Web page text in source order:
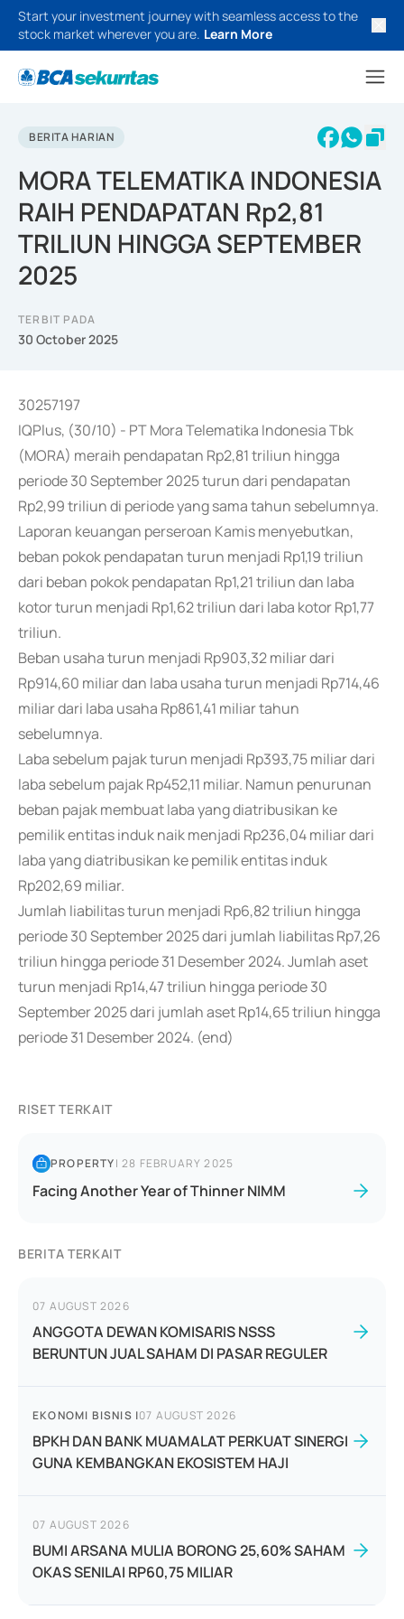
Start your investment journey with seamless access to the
stock market wherever you are. Learn More
BERITA HARIAN
MORA TELEMATIKA INDONESIA
RAIH PENDAPATAN Rp2,81
TRILIUN HINGGA SEPTEMBER
2025
TERBIT PADA
30 October 2025
30257197
IQPlus, (30/10) - PT Mora Telematika Indonesia Tbk
(MORA) meraih pendapatan Rp2,81 triliun hingga
periode 30 September 2025 turun dari pendapatan
Rp2,99 triliun di periode yang sama tahun sebelumnya.
Laporan keuangan perseroan Kamis menyebutkan,
beban pokok pendapatan turun menjadi Rp1,19 triliun
dari beban pokok pendapatan Rp1,21 triliun dan laba
kotor turun menjadi Rp1,62 triliun dari laba kotor Rp1,77
triliun.
Beban usaha turun menjadi Rp903,32 miliar dari
Rp914,60 miliar dan laba usaha turun menjadi Rp714,46
miliar dari laba usaha Rp861,41 miliar tahun
sebelumnya.
Laba sebelum pajak turun menjadi Rp393,75 miliar dari
laba sebelum pajak Rp452,11 miliar. Namun penurunan
beban pajak membuat laba yang diatribusikan ke
pemilik entitas induk naik menjadi Rp236,04 miliar dari
laba yang diatribusikan ke pemilik entitas induk
Rp202,69 miliar.
Jumlah liabilitas turun menjadi Rp6,82 triliun hingga
periode 30 September 2025 dari jumlah liabilitas Rp7,26
triliun hingga periode 31 Desember 2024. Jumlah aset
turun menjadi Rp14,47 triliun hingga periode 30
September 2025 dari jumlah aset Rp14,65 triliun hingga
periode 31 Desember 2024. (end)
RISET TERKAIT
PROPERTY|28 FEBRUARY 2025
Facing Another Year of Thinner NIMM
BERITA TERKAIT
07 AUGUST 2026
ANGGOTA DEWAN KOMISARIS NSSS
BERUNTUN JUAL SAHAM DI PASAR REGULER
EKONOMI BISNIS |07 AUGUST 2026
BPKH DAN BANK MUAMALAT PERKUAT SINERGI
GUNA KEMBANGKAN EKOSISTEM HAJI
07 AUGUST 2026
BUMI ARSANA MULIA BORONG 25,60% SAHAM
OKAS SENILAI RP60,75 MILIAR